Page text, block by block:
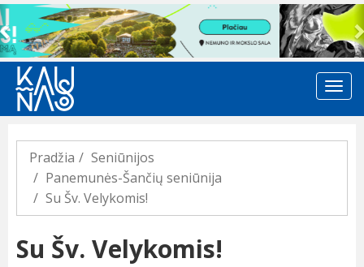
Previous
Pradžia
Seniūnijos
Panemunės-Šančių seniūnija
Su Šv. Velykomis!
Su Šv. Velykomis!